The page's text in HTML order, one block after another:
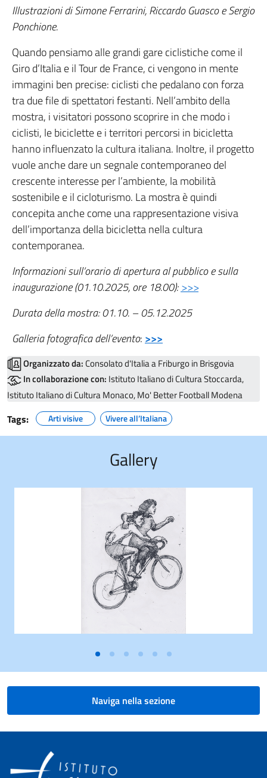
Illustrazioni di Simone Ferrarini, Riccardo Guasco e Sergio
Ponchione.
Quando pensiamo alle grandi gare ciclistiche come il
Giro d’Italia e il Tour de France, ci vengono in mente
immagini ben precise: ciclisti che pedalano con forza
tra due file di spettatori festanti. Nell’ambito della
mostra, i visitatori possono scoprire in che modo i
ciclisti, le biciclette e i territori percorsi in bicicletta
hanno influenzato la cultura italiana. Inoltre, il progetto
vuole anche dare un segnale contemporaneo del
crescente interesse per l’ambiente, la mobilità
sostenibile e il cicloturismo. La mostra è quindi
concepita anche come una rappresentazione visiva
dell’importanza della bicicletta nella cultura
contemporanea.
Informazioni sull’orario di apertura al pubblico e sulla
inaugurazione (01.10.2025, ore 18.00):>>>
Durata della mostra: 01.10. – 05.12.2025
Galleria fotografica dell’evento: >>>
Organizzato da: Consolato d'Italia a Friburgo in Brisgovia
In collaborazione con: Istituto Italiano di Cultura Stoccarda,
Istituto Italiano di Cultura Monaco, Mo' Better Football Modena
Tags: Arti visive Vivere all’Italiana
Gallery
Naviga nella sezione